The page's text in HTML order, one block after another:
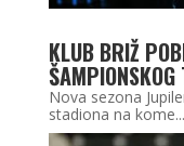
KLUB BRIŽ
Nova sezona
stadiona na kome...